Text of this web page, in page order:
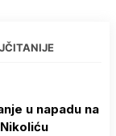
u napadu na